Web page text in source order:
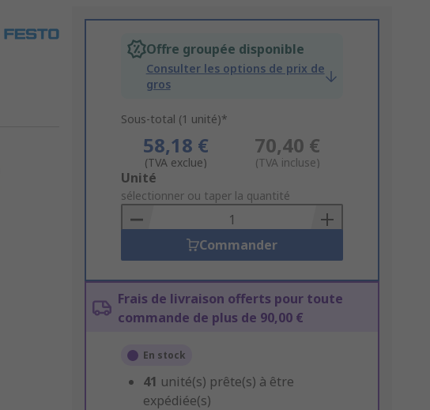
Offre groupée disponible
Consulter les options de prix de
gros
Sous-total (1 unité)*
58,18 €
(TVA exclue)
70,40 €
(TVA incluse)
Add
to
Basket
Unité
sélectionner ou taper la quantité
Commander
Frais de livraison offerts pour toute
commande de plus de 90,00 €
En stock
41 unité(s) prête(s) à être
expédiée(s)